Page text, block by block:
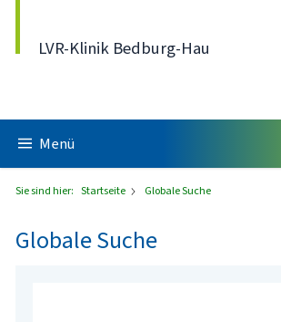
LVR-Klinik Bedburg-Hau
Menü
Sie sind hier: Startseite Globale Suche
Globale Suche